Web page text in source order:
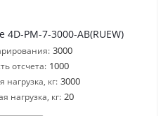
PM-7-3000-AB(RUEW)
3000
отсчета: 1000
кг: 3000
нагрузка, кг: 20